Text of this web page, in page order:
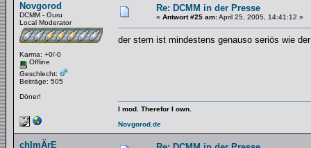
Novgorod
DCMM - Guru
Local Moderator
Karma: +0/-0
Offline
Geschlecht:
Beiträge: 505
Döner!
Re: DCMM in der Presse
« Antwort #25 am:April 25, 2005, 14:41:12 »
der stern ist mindestens genauso seriös wie
I mod. Therefor I own.
Novgorod.de
chImÄrE